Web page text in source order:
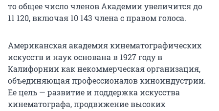
то общее число членов Академии увеличится до
11 120, включая 10 143 члена с правом голоса.
Американская академия кинематографических
искусств и наук основана в 1927 году в
Калифорнии как некоммерческая организация,
объединяющая профессионалов киноиндустрии.
Ее цель — развитие и поддержка искусства
кинематографа, продвижение высоких